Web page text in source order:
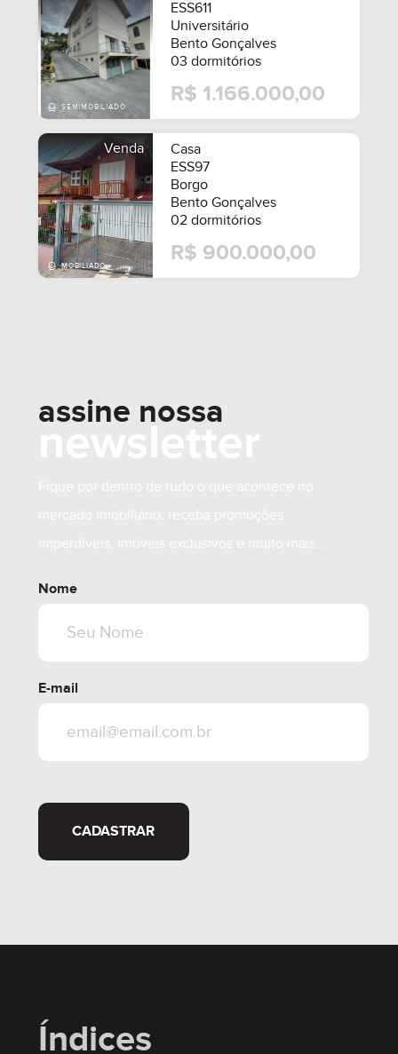
ESS611
Universitário
Bento Gonçalves
03 dormitórios
R$ 1.166.000,00
Venda
Casa
ESS97
Borgo
Bento Gonçalves
02 dormitórios
R$ 900.000,00
assine nossa
Nome
E-mail
CADASTRAR
Índices